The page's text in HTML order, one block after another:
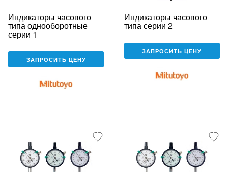
Индикаторы часового
типа однооборотные
серии 1
ЗАПРОСИТЬ ЦЕНУ
Индикаторы часового
типа серии 2
ЗАПРОСИТЬ ЦЕНУ